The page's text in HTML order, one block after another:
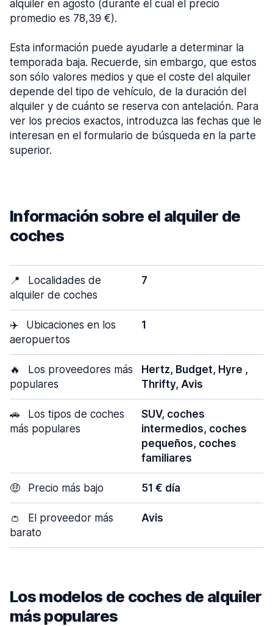
alquiler en agosto (durante el cual el precio
promedio es 78,39 €).
Esta información puede ayudarle a determinar la
temporada baja. Recuerde, sin embargo, que estos
son sólo valores medios y que el coste del alquiler
depende del tipo de vehículo, de la duración del
alquiler y de cuánto se reserva con antelación. Para
ver los precios exactos, introduzca las fechas que le
interesan en el formulario de búsqueda en la parte
superior.
Información sobre el alquiler de
coches
📍
Localidades de
alquiler de coches
7
✈️
Ubicaciones en los
aeropuertos
1
🔥
Los proveedores más
populares
Hertz, Budget, Hyre ,
Thrifty, Avis
🚗
Los tipos de coches
más populares
SUV, coches
intermedios, coches
pequeños, coches
familiares
🤑 Precio más bajo 51 € día
👛
El proveedor más
barato
Avis
Los modelos de coches de alquiler
más populares